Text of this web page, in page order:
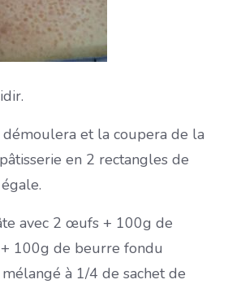
et la coupera de la
en 2 rectangles de
avec 2 œufs + 100g de
100g de beurre fondu
à 1/4 de sachet de